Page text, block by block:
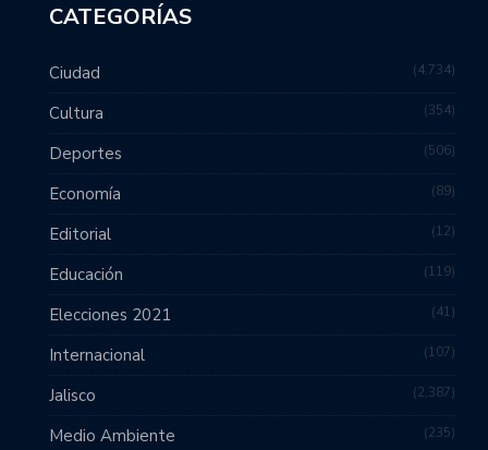
CATEGORÍAS
Ciudad 4,734
Cultura 354
Deportes 506
Economía 89
Editorial 12
Educación 119
Elecciones 2021 41
Internacional 107
Jalisco 2,387
Medio Ambiente 235